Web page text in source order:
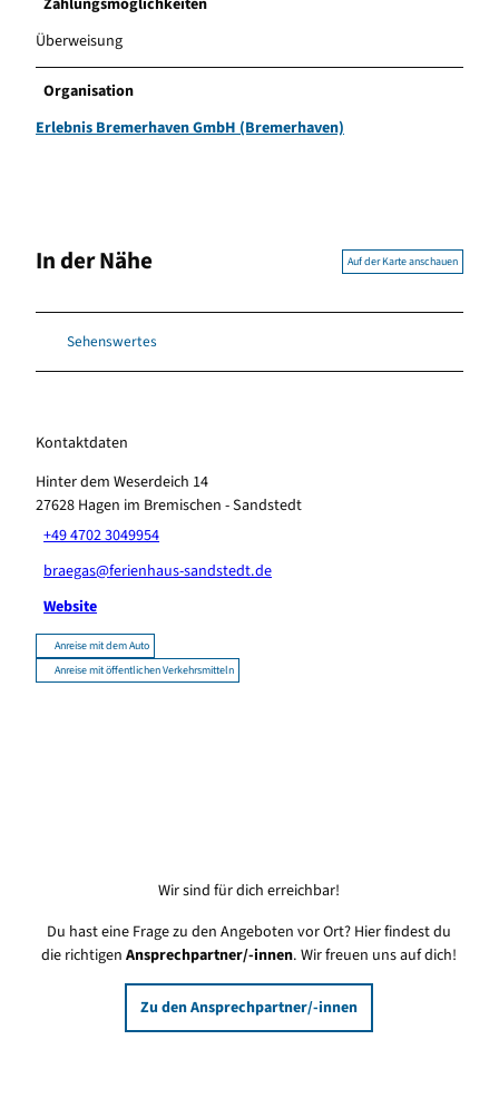
Überweisung
Organisation
Erlebnis Bremerhaven GmbH (Bremerhaven)
In der Nähe Auf der Karte anschauen
Sehenswertes
Kontaktdaten
Hinter dem Weserdeich 14
27628 Hagen im Bremischen - Sandstedt
+49 4702 3049954
braegas@ferienhaus-sandstedt.de
Website
Anreise mit dem Auto
Anreise mit öffentlichen Verkehrsmitteln
Wir sind für dich erreichbar!
Du hast eine Frage zu den Angeboten vor Ort? Hier findest du
die richtigenAnsprechpartner/-innen. Wir freuen uns auf dich!
Zu den Ansprechpartner/-innen